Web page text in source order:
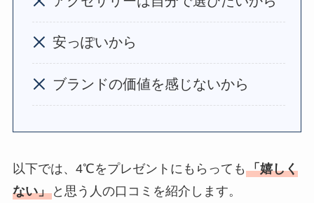
【男女100人回答】
フラーのプレゼント
いらないと思われな
いか調査！
は嬉しくない？いら
気？100人に聞いてみ
た
安っぽいから
ブランドの価値を感じないから
以下では、4℃をプレゼントにもらっても 「嬉しく
ない」と思う人の口コミを紹介します。